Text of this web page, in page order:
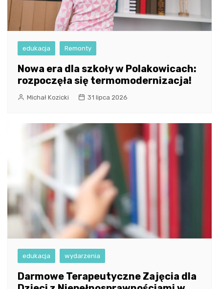
edukacja Remonty
Nowa era dla szkoły w Polakowicach:
rozpoczęła się termomodernizacja!
Michał Kozicki 31 lipca 2026
edukacja wydarzenia
Darmowe Terapeutyczne Zajęcia dla